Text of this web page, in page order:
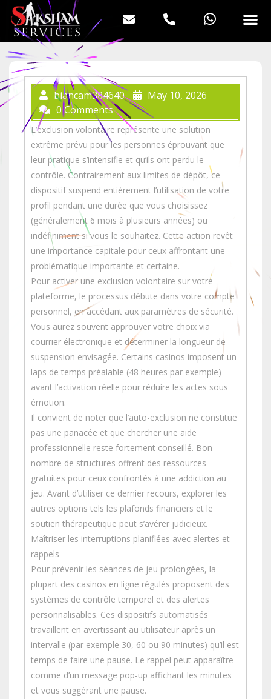
biancam384640
May 10, 2026
0 Comments
L’exclusion volontaire représente une solution
extrême prévu pour les personnes éprouvant que
leur pratique s’intensifie et qu’ils ont perdu le
contrôle. Contrairement aux limites de dépôt, ce
dispositif suspend entièrement l’utilisation de votre
profil pendant une durée que vous choisissez
(généralement 6 mois à plusieurs années) ou
indéfiniment si vous le souhaitez. Cette action revêt
une importance capitale pour ceux affrontant une
problématique importante et certaine.
Pour activer une exclusion volontaire sur votre
plateforme, le processus débute dans votre compte
personnel, en accédant aux paramètres de sécurité.
Vous aurez souvent approuver votre choix via
courrier électronique et déterminer la longueur de
suspension envisagée. Certains casinos imposent un
laps de temps préalable (48 heures par exemple)
avant l’activation réelle pour réduire les actes sous
émotion.
Il convient de noter que l’auto-exclusion ne constitue
pas une panacée et que chercher une aide
professionnelle reste fortement conseillé. Bon
nombre de structures offrent des ressources
gratuites pour ceux confrontés à une addiction au
jeu. Avant d’utiliser ce dernier recours, explorer les
autres options tels les plafonds financiers et le
soutien thérapeutique peut s’avérer judicieux.
Maîtriser les interruptions planifiées avec alertes et
rappels
Pour prévenir les séances de jeu prolongées, la
plupart des casinos en ligne régulés proposent des
systèmes de contrôle temporel et des alertes
personnalisables. Ces dispositifs automatisés
travaillent en avertissant au utilisateur après un
intervalle (par exemple 30, 60 ou 90 minutes) qu’il est
temps de faire une pause. Le rappel peut apparaître
comme d’un message pop-up affichant les minutes
et vous suggérant une pause.